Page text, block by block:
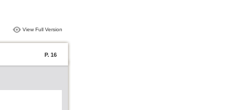
View Full Version
P. 16